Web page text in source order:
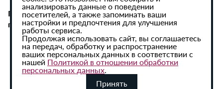
При использовании материалов сайта активная
гиперссылка на ИА «Регион 64» обязательна.
анализировать данные о поведении
посетителей, а также запоминать ваши
настройки и предпочтения для улучшения
работы сервиса.
Продолжая использовать сайт, вы соглашаетесь
на передач, обработку и распространение
ваших персональных данных в соответствии с
нашей Политикой в отношении обработки
персональных данных.
Принять